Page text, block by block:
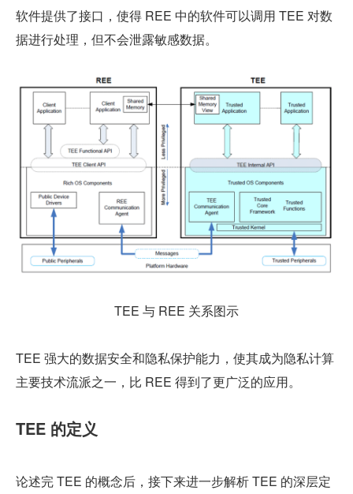
软件提供了接口，使得 REE 中的软件可以调用 TEE 对数
据进行处理，但不会泄露敏感数据。
TEE 与 REE 关系图示
TEE 强大的数据安全和隐私保护能力，使其成为隐私计算
主要技术流派之一，比 REE 得到了更广泛的应用。
TEE 的定义
论述完 TEE 的概念后，接下来进一步解析 TEE 的深层定